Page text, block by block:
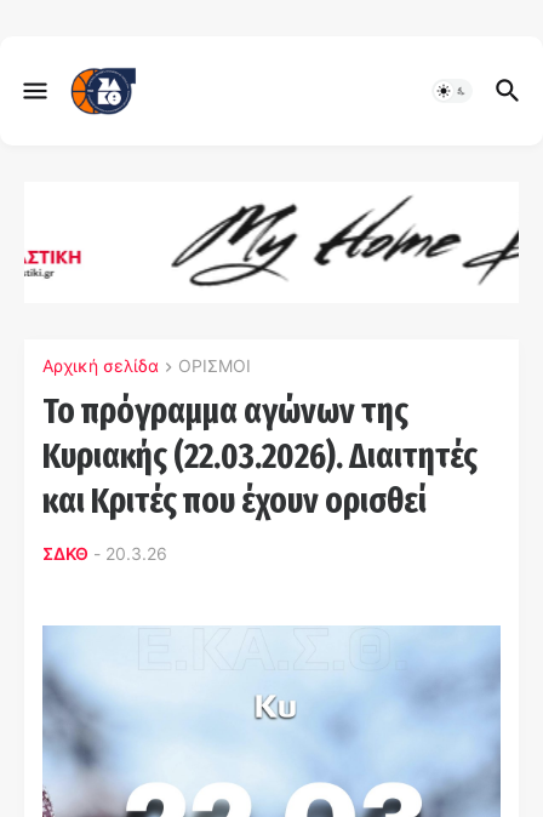
Αρχική σελίδα ΟΡΙΣΜΟΙ
Το πρόγραμμα αγώνων της
Κυριακής (22.03.2026). Διαιτητές
και Kριτές που έχουν ορισθεί
ΣΔΚΘ - 20.3.26